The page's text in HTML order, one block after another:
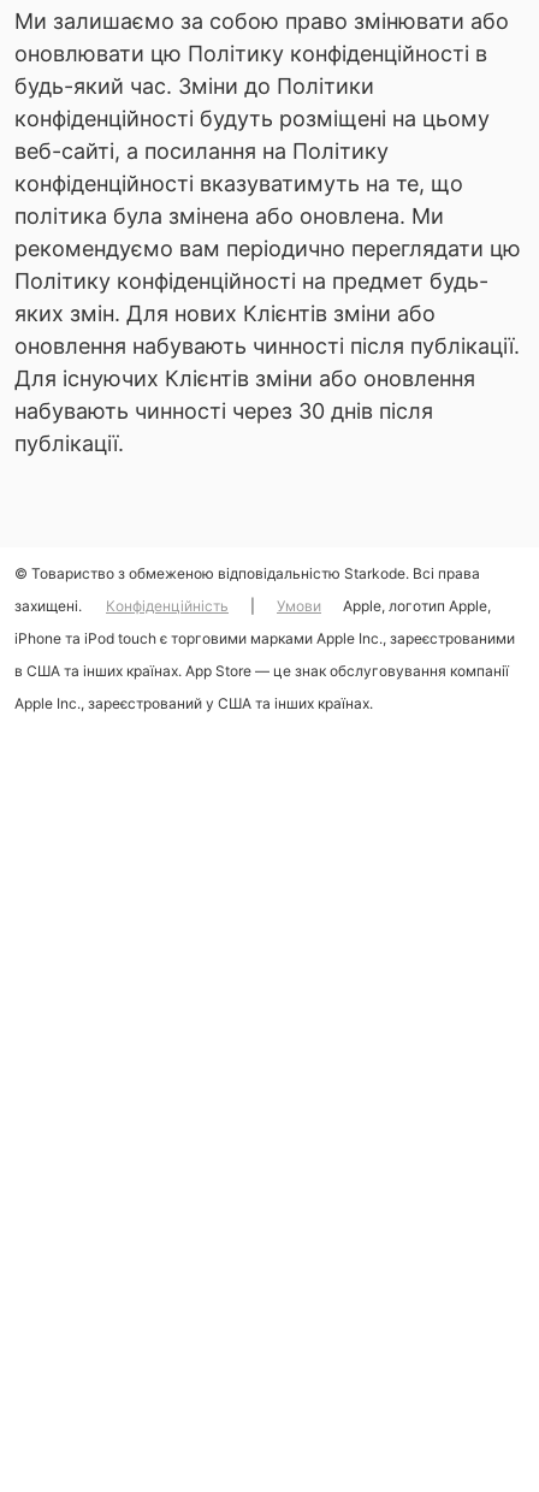
Ми залишаємо за собою право змінювати або
оновлювати цю Політику конфіденційності в
будь-який час. Зміни до Політики
конфіденційності будуть розміщені на цьому
веб-сайті, а посилання на Політику
конфіденційності вказуватимуть на те, що
політика була змінена або оновлена. Ми
рекомендуємо вам періодично переглядати цю
Політику конфіденційності на предмет будь-
яких змін. Для нових Клієнтів зміни або
оновлення набувають чинності після публікації.
Для існуючих Клієнтів зміни або оновлення
набувають чинності через 30 днів після
публікації.
© Товариство з обмеженою відповідальністю Starkode. Всі права
захищені.
Конфіденційність Умови
Apple, логотип Apple,
iPhone та iPod touch є торговими марками Apple Inc., зареєстрованими
в США та інших країнах. App Store — це знак обслуговування компанії
Apple Inc., зареєстрований у США та інших країнах.